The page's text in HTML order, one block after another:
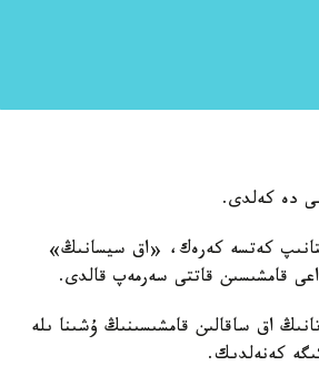
دە كەلدى.
كەتسە كەرەك، «اق سيسانىڭ»
قامشىسىن قاتتى سەرمەپ قالدى.
اق ساقالىن قامشىسىنىڭ ۇشىنا ىلە
كەنەلدىك.